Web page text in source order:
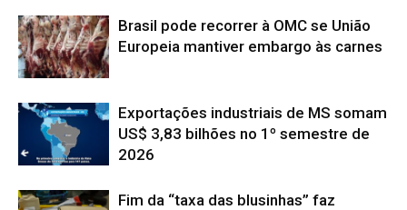
Brasil pode recorrer à OMC se União
Europeia mantiver embargo às carnes
Exportações industriais de MS somam
US$ 3,83 bilhões no 1º semestre de
2026
Fim da “taxa das blusinhas” faz